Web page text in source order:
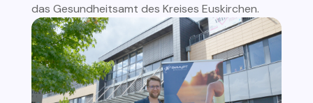
das Gesundheitsamt des Kreises Euskirchen.